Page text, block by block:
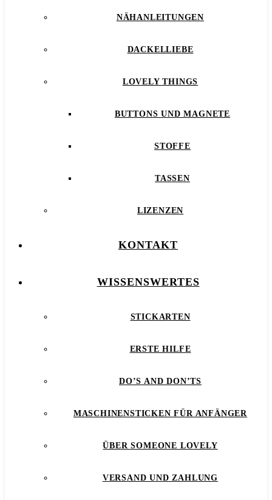
NÄHANLEITUNGEN
DACKELLIEBE
LOVELY THINGS
BUTTONS UND MAGNETE
STOFFE
TASSEN
LIZENZEN
KONTAKT
WISSENSWERTES
STICKARTEN
ERSTE HILFE
DO’S AND DON’TS
MASCHINENSTICKEN FÜR ANFÄNGER
ÜBER SOMEONE LOVELY
VERSAND UND ZAHLUNG